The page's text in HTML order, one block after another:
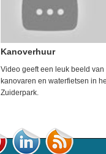
Kanoverhuur
Video geeft een leuk beeld van
kanovaren en waterfietsen in
Zuiderpark.